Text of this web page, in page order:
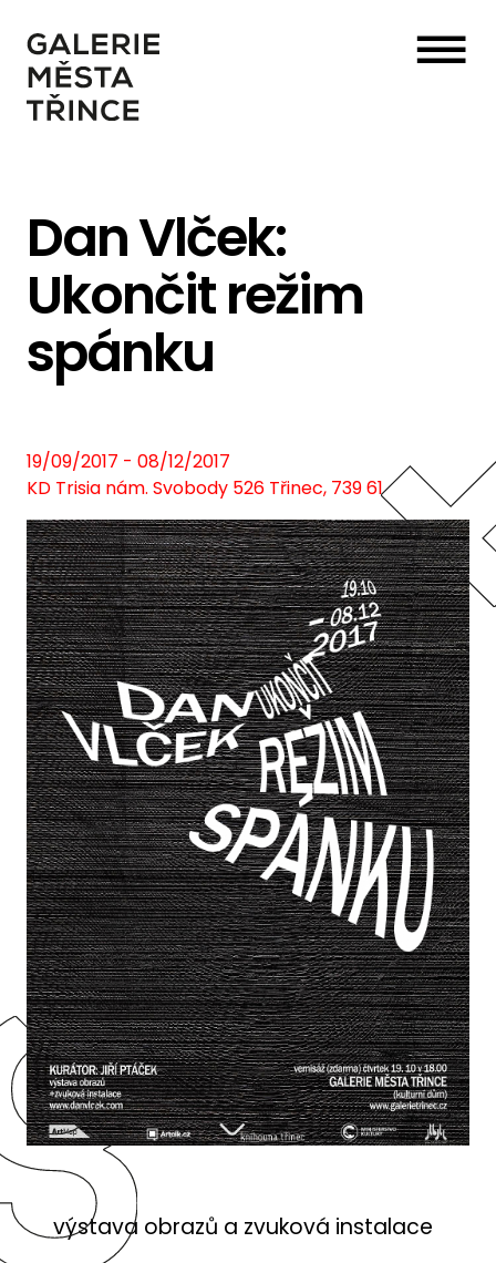
☰
Dan Vlček:
Ukončit režim
spánku
19/09/2017 - 08/12/2017
KD Trisia nám. Svobody 526 Třinec, 739 61
výstava obrazů a zvuková instalace